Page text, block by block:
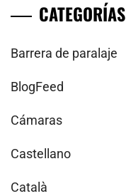
CATEGORÍAS
Barrera de paralaje
BlogFeed
Cámaras
Castellano
Català